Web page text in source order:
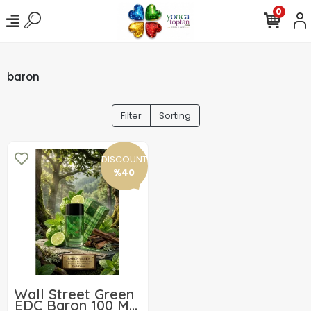
0
baron
Filter Sorting
DISCOUNT
%40
Wall Street Green
EDC Baron 100 Ml